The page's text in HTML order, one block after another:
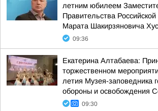
летним юбилеем
Правительства
Марата Шакирзяновича
09:36
Екатерина Алтабаева:
торжественном
летия Музея-заповедника
обороны и освобождения
09:30